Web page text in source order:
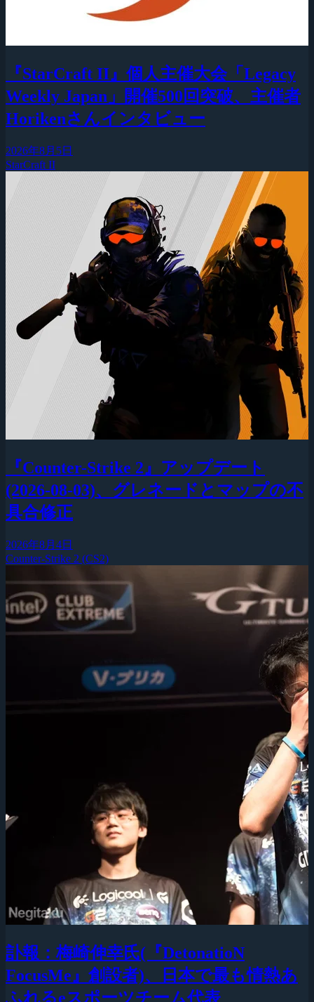
『StarCraft II』個人主催大会「Legacy
Weekly Japan」開催500回突破、主催者
Horikenさんインタビュー
2026年8月5日
StarCraft II
『Counter-Strike 2』アップデート
(2026-08-03)、グレネードとマップの不
具合修正
2026年8月4日
Counter-Strike 2 (CS2)
訃報：梅崎伸幸氏(『DetonatioN
FocusMe』創設者)、日本で最も情熱あ
ふれるeスポーツチーム代表